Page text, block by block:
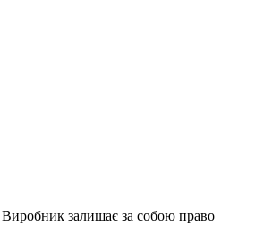
залишає за собою право